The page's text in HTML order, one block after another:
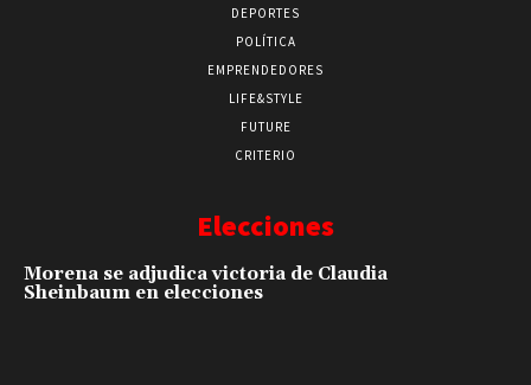
DEPORTES
POLÍTICA
EMPRENDEDORES
LIFE&STYLE
FUTURE
CRITERIO
Elecciones
Morena se adjudica victoria de Claudia
Sheinbaum en elecciones